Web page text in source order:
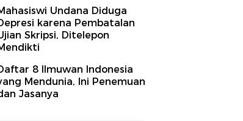
Undana Diduga
karena Pembatalan
Skripsi, Ditelepon
8 Ilmuwan Indonesia
Mendunia, Ini Penemuan
Jasanya